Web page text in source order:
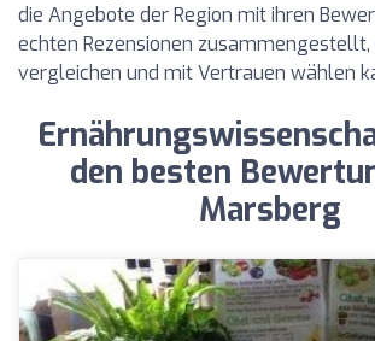
die Angebote der Region mit ihren
echten Rezensionen zusammengestellt,
vergleichen und mit Vertrauen wählen
den besten
Marsberg